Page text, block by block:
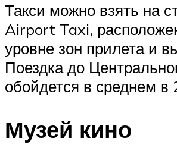
Такси можно взять на
Airport Taxi,
уровне зон прилета и
Поездка до
обойдется в среднем в
Музей кино